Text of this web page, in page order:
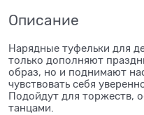
Описание
Нарядные туфельки для
только дополняют
образ, но и поднимают
чувствовать себя
Подойдут для торжеств,
танцами.